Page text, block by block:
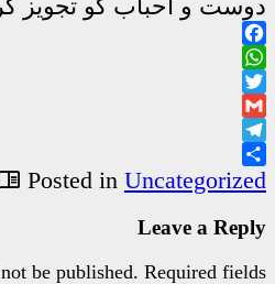
کریں
Your email address will not be